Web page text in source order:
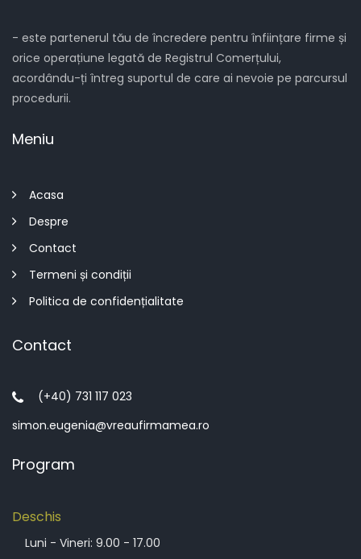
- este partenerul tău de încredere pentru înființare firme și
orice operațiune legată de Registrul Comerțului,
acordându-ți întreg suportul de care ai nevoie pe parcursul
procedurii.
Meniu
Acasa
Despre
Contact
Termeni și condiții
Politica de confidențialitate
Contact
(+40) 731 117 023
simon.eugenia@vreaufirmamea.ro
Program
Deschis
Luni - Vineri: 9.00 - 17.00